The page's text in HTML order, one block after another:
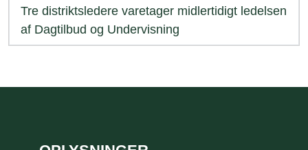
Tre distriktsledere varetager midlertidigt ledelsen
af Dagtilbud og Undervisning